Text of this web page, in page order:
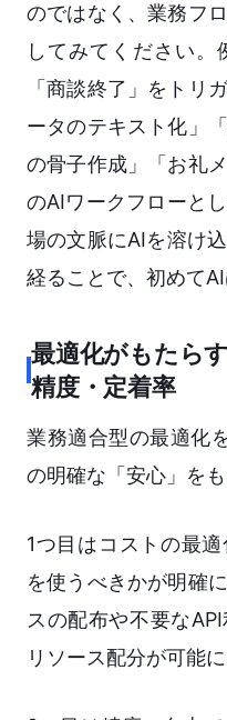
のではなく、業務フ
してみてください
「商談終了」をトリ
ータのテキスト化」
の骨子作成」「お礼
のAIワークフローと
場の文脈にAIを溶け
経ることで、初めて
最適化がもたら
精度・定着率
業務適合型の最適化
の明確な「安心」を
1つ目はコストの最
を使うべきかが明確
スの配布や不要な
リソース配分が可能に